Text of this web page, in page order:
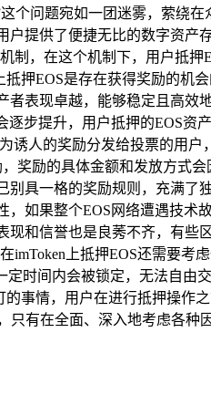
个问题宛如一团迷雾，萦绕
提供了便捷无比的数字资产
，在这个机制下，用户抵
押EOS是存在获得奖励的机
表现卓越，能够稳定且高效
步提升，用户抵押的EOS
人的奖励分发给投票的用
奖励的具体金额和发放方式
具一格的奖励规则，充满了
如果整个EOS网络遭遇技
和信誉也是良莠不齐，有
上抵押EOS还需要考
时间内会被锁定，无法自由
事情，用户在进行抵押操作
有在全面、深入地考虑各